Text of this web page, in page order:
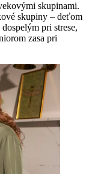
skupinami.
skupiny – deťom
pri strese,
zasa pri